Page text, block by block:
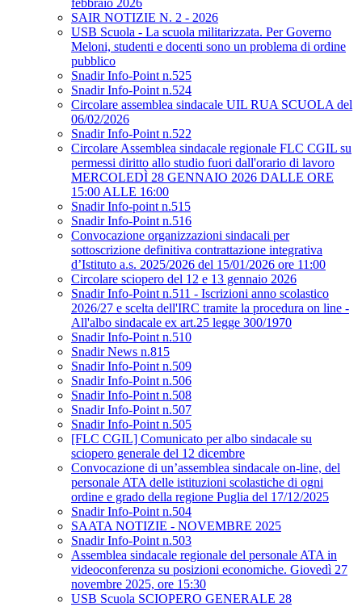
febbraio 2026
SAIR NOTIZIE N. 2 - 2026
USB Scuola - La scuola militarizzata. Per Governo
Meloni, studenti e docenti sono un problema di ordine
pubblico
Snadir Info-Point n.525
Snadir Info-Point n.524
Circolare assemblea sindacale UIL RUA SCUOLA del
06/02/2026
Snadir Info-Point n.522
Circolare Assemblea sindacale regionale FLC CGIL su
permessi diritto allo studio fuori dall'orario di lavoro
MERCOLEDÌ 28 GENNAIO 2026 DALLE ORE
15:00 ALLE 16:00
Snadir Info-point n.515
Snadir Info-Point n.516
Convocazione organizzazioni sindacali per
sottoscrizione definitiva contrattazione integrativa
d’Istituto a.s. 2025/2026 del 15/01/2026 ore 11:00
Circolare sciopero del 12 e 13 gennaio 2026
Snadir Info-Point n.511 - Iscrizioni anno scolastico
2026/27 e scelta dell'IRC tramite la procedura on line -
All'albo sindacale ex art.25 legge 300/1970
Snadir Info-Point n.510
Snadir News n.815
Snadir Info-Point n.509
Snadir Info-Point n.506
Snadir Info-Point n.508
Snadir Info-Point n.507
Snadir Info-Point n.505
[FLC CGIL] Comunicato per albo sindacale su
sciopero generale del 12 dicembre
Convocazione di un’assemblea sindacale on-line, del
personale ATA delle istituzioni scolastiche di ogni
ordine e grado della regione Puglia del 17/12/2025
Snadir Info-Point n.504
SAATA NOTIZIE - NOVEMBRE 2025
Snadir Info-Point n.503
Assemblea sindacale regionale del personale ATA in
videoconferenza su posizioni economiche. Giovedì 27
novembre 2025, ore 15:30
USB Scuola SCIOPERO GENERALE 28